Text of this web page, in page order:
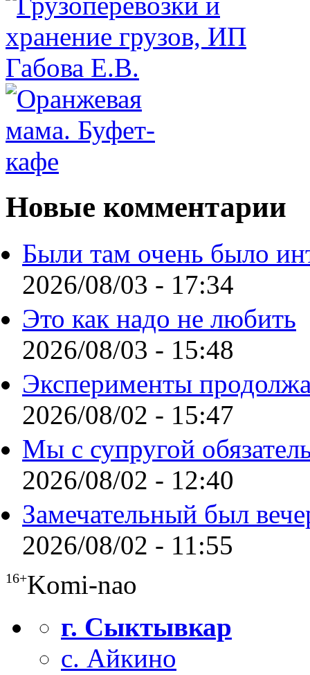
Новые комментарии
Были там очень было
2026/08/03 - 17:34
Это как надо не любить
2026/08/03 - 15:48
Эксперименты
2026/08/02 - 15:47
Мы с супругой
2026/08/02 - 12:40
Замечательный был
2026/08/02 - 11:55
16+Komi-nao
г. Сыктывкар
с. Айкино